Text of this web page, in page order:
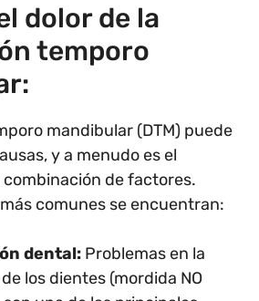
dolor de la
temporo
mandibular (DTM) puede
y a menudo es el
de factores.
comunes se encuentran:
dental: Problemas en la
los dientes (mordida NO